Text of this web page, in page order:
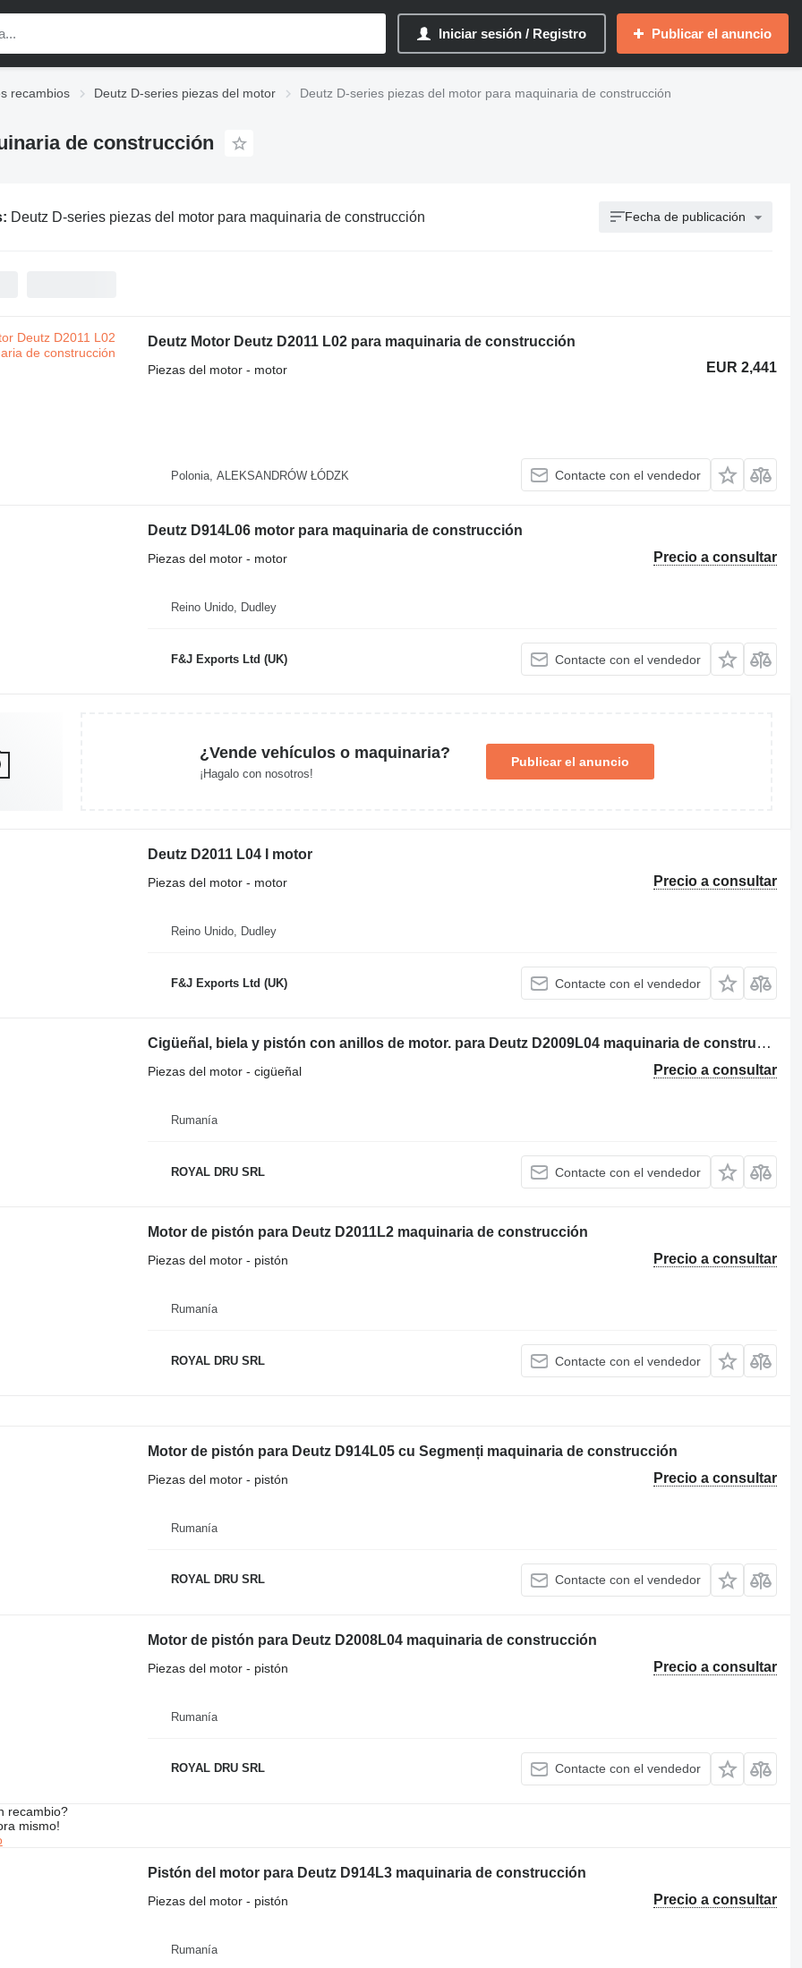
Iniciar sesión / Registro Publicar el anuncio
recambios Deutz D-series piezas del motor Deutz D-series piezas del motor para maquinaria de construcción
de construcción
Deutz D-series piezas del motor para maquinaria de construcción Fecha de publicación
Deutz Motor Deutz D2011 L02 para maquinaria de construcción
EUR 2,441
Piezas del motor - motor
Polonia, ALEKSANDRÓW ŁÓDZK Contacte con el vendedor
Deutz D914L06 motor para maquinaria de construcción
Precio a consultar
Piezas del motor - motor
Reino Unido, Dudley
F&J Exports Ltd (UK) Contacte con el vendedor
¿Vende vehículos o maquinaria?
¡Hagalo con nosotros!
Publicar el anuncio
Deutz D2011 L04 I motor
Precio a consultar
Piezas del motor - motor
Reino Unido, Dudley
F&J Exports Ltd (UK) Contacte con el vendedor
Cigüeñal, biela y pistón con anillos de motor. para Deutz D2009L04 maquinaria de construcción
Precio a consultar
Piezas del motor - cigüeñal
Rumanía
ROYAL DRU SRL Contacte con el vendedor
Motor de pistón para Deutz D2011L2 maquinaria de construcción
Precio a consultar
Piezas del motor - pistón
Rumanía
ROYAL DRU SRL Contacte con el vendedor
Motor de pistón para Deutz D914L05 cu Segmenți maquinaria de construcción
Precio a consultar
Piezas del motor - pistón
Rumanía
ROYAL DRU SRL Contacte con el vendedor
Motor de pistón para Deutz D2008L04 maquinaria de construcción
Precio a consultar
Piezas del motor - pistón
Rumanía
ROYAL DRU SRL Contacte con el vendedor
recambio?
mismo!
Pistón del motor para Deutz D914L3 maquinaria de construcción
Precio a consultar
Piezas del motor - pistón
Rumanía